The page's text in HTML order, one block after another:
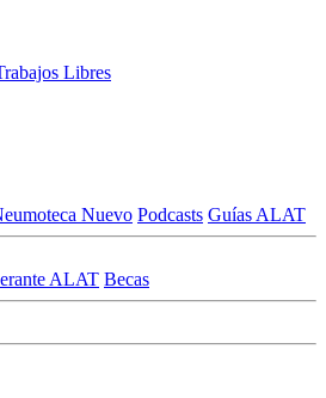
Libres
Nuevo Podcasts Guías ALAT
ALAT Becas